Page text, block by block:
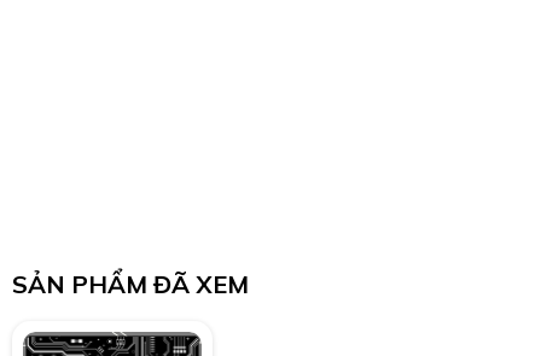
SẢN PHẨM ĐÃ XEM